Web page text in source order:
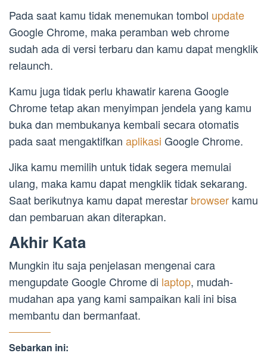
Pada saat kamu tidak menemukan tombol update
Google Chrome, maka peramban web chrome
sudah ada di versi terbaru dan kamu dapat mengklik
relaunch.
Kamu juga tidak perlu khawatir karena Google
Chrome tetap akan menyimpan jendela yang kamu
buka dan membukanya kembali secara otomatis
pada saat mengaktifkan aplikasi Google Chrome.
Jika kamu memilih untuk tidak segera memulai
ulang, maka kamu dapat mengklik tidak sekarang.
Saat berikutnya kamu dapat merestar browser kamu
dan pembaruan akan diterapkan.
Akhir Kata
Mungkin itu saja penjelasan mengenai cara
mengupdate Google Chrome di laptop, mudah-
mudahan apa yang kami sampaikan kali ini bisa
membantu dan bermanfaat.
Sebarkan ini: